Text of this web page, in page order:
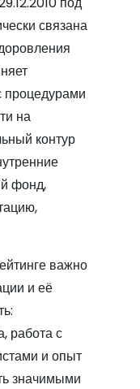
связана
на
контур
фонд,
важно
и её
работа с
и опыт
значимыми